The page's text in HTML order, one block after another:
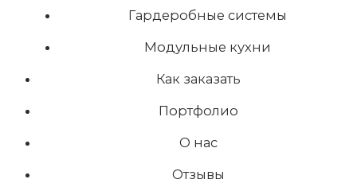
Гардеробные системы
Модульные кухни
Как заказать
Портфолио
О нас
Отзывы